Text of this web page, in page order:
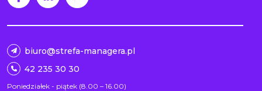
biuro@strefa-managera.pl
42 235 30 30
Poniedziałek - piątek (8.00 – 16.00)